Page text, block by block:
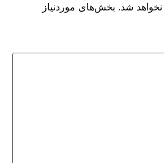
شد. بخش‌های موردنیاز